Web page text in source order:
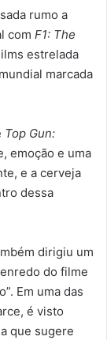
rumo a
com F1: The
estrelada
marcada
Top Gun:
emoção e uma
e a cerveja
dessa
dirigiu um
do filme
Em uma das
é visto
que sugere